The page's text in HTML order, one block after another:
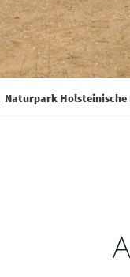
Naturpark